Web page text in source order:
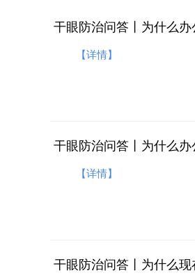
干眼防治问答丨为什么办
【详情】
干眼防治问答丨为什么办
【详情】